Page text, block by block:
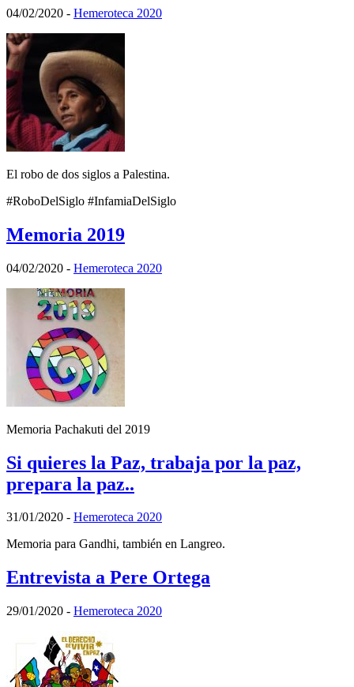
04/02/2020 - Hemeroteca 2020
El robo de dos siglos a Palestina.
#RoboDelSiglo #InfamiaDelSiglo
Memoria 2019
04/02/2020 - Hemeroteca 2020
Memoria Pachakuti del 2019
Si quieres la Paz, trabaja por la paz,
prepara la paz..
31/01/2020 - Hemeroteca 2020
Memoria para Gandhi, también en Langreo.
Entrevista a Pere Ortega
29/01/2020 - Hemeroteca 2020